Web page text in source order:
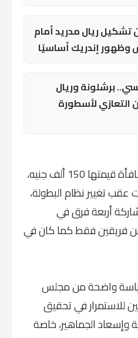
تشكيل ريال مدريد أمام
وظهور إندريك أساسيًا
برشلونة وريال
التعازي لأسطورة
وحصل كل لاعب على مكافأة قيمتها 150 ألف جنيه،
عقب تغيير نظام البطولة،
أربعة فرق في
فريقين فقط كما كان في
واضحة من مجلس
للاستمرار في تحقيق
وإسعاد الجماهير، خاصة